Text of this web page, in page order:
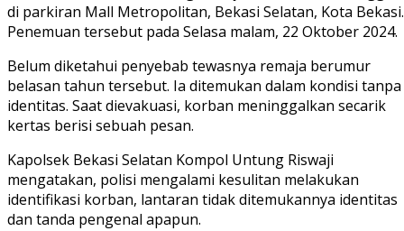
di parkiran Mall Metropolitan, Bekasi Selatan, Kota Bekasi.
Penemuan tersebut pada Selasa malam, 22 Oktober 2024.
Belum diketahui penyebab tewasnya remaja berumur
belasan tahun tersebut. Ia ditemukan dalam kondisi tanpa
identitas. Saat dievakuasi, korban meninggalkan secarik
kertas berisi sebuah pesan.
Kapolsek Bekasi Selatan Kompol Untung Riswaji
mengatakan, polisi mengalami kesulitan melakukan
identifikasi korban, lantaran tidak ditemukannya identitas
dan tanda pengenal apapun.